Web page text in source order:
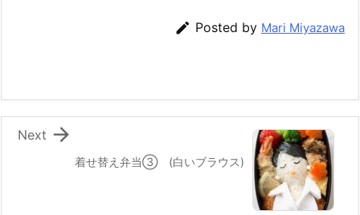
o
k
a
l
 Posted by Mari Miyazawa
着せ替え弁当③ (白いブラウス)

Next